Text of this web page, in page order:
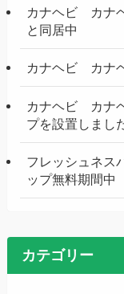
カナヘビ カナ
と同居中
カナヘビ カナ
カナヘビ カナ
プを設置しま
フレッシュネス
ップ無料期間中
カテゴリー